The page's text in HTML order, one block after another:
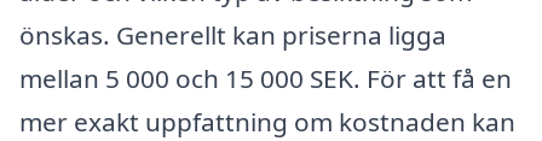
önskas. Generellt kan priserna ligga
mellan 5 000 och 15 000 SEK. För att få en
mer exakt uppfattning om kostnaden kan